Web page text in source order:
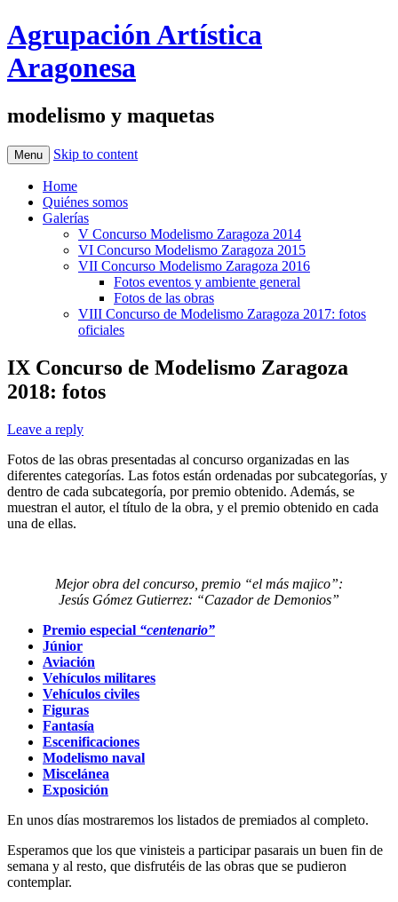
Agrupación Artística
Aragonesa
modelismo y maquetas
Menu Skip to content
Home
Quiénes somos
Galerías
V Concurso Modelismo Zaragoza 2014
VI Concurso Modelismo Zaragoza 2015
VII Concurso Modelismo Zaragoza 2016
Fotos eventos y ambiente general
Fotos de las obras
VIII Concurso de Modelismo Zaragoza 2017: fotos
oficiales
IX Concurso de Modelismo Zaragoza
2018: fotos
Leave a reply
Fotos de las obras presentadas al concurso organizadas en las
diferentes categorías. Las fotos están ordenadas por subcategorías, y
dentro de cada subcategoría, por premio obtenido. Además, se
muestran el autor, el título de la obra, y el premio obtenido en cada
una de ellas.
Mejor obra del concurso, premio “el más majico”:
Jesús Gómez Gutierrez: “Cazador de Demonios”
Premio especial “centenario”
Júnior
Aviación
Vehículos militares
Vehículos civiles
Figuras
Fantasía
Escenificaciones
Modelismo naval
Miscelánea
Exposición
En unos días mostraremos los listados de premiados al completo.
Esperamos que los que vinisteis a participar pasarais un buen fin de
semana y al resto, que disfrutéis de las obras que se pudieron
contemplar.